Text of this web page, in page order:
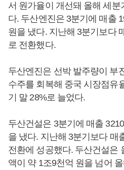
서 원가율이 개선돼 올해 세
다. 두산엔진은 3분기에 매출
원을 냈다. 지난해 3분기보다
로 전환했다.
두산엔진은 선박 발주량이 부
수주를 회복해 중국 시장점유
기 말 28%로 늘었다.
두산건설은 3분기에 매출
을 냈다. 지난해 3분기보다 매
전환에 성공했다. 두산건설은
액이 약 1조9천억 원을 넘어